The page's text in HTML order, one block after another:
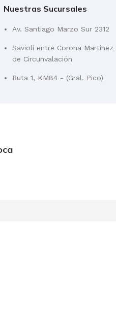
Nuestras Sucursales
Av. Santiago Marzo Sur 2312
Savioli entre Corona
de Circunvalación
Ruta 1, KM84 - (Gral. Pico)